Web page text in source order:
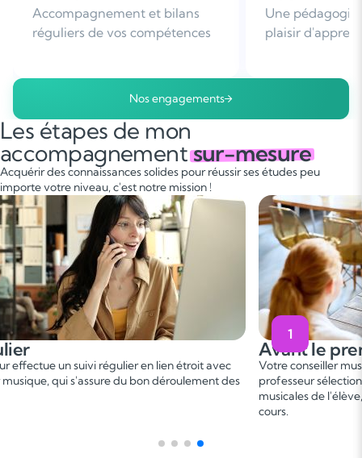
Une pédagogie basée sur le
plaisir d'apprendre
Plus de 96% de
nous
Nos engagements
Les étapes de mon
accompagnementsur-mesure
Acquérir des connaissances solides pour réussir ses études peu
importe votre niveau, c'est notre mission !
avec
des
1
Avant le premier cours
Votre conseiller musique vous met en relation avec un
professeur sélectionné, en fonction des besoins et
musicales de l'élève, afin de convenir d'une date de